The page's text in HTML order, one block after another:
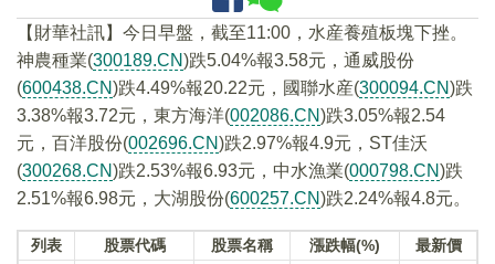
【財華社訊】今日早盤，截至11:00，水産養殖板塊下挫。
神農種業(300189.CN)跌5.04%報3.58元，通威股份
(600438.CN)跌4.49%報20.22元，國聯水産(300094.CN)跌
3.38%報3.72元，東方海洋(002086.CN)跌3.05%報2.54
元，百洋股份(002696.CN)跌2.97%報4.9元，ST佳沃
(300268.CN)跌2.53%報6.93元，中水漁業(000798.CN)跌
2.51%報6.98元，大湖股份(600257.CN)跌2.24%報4.8元。
列表 股票代碼 股票名稱 漲跌幅(%)
最新價